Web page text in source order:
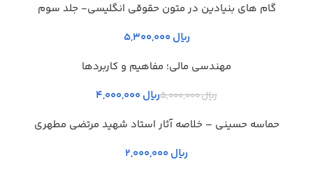
گام های بنیادین در متون حقوقي انگليسي- جلد سوم
ریال
مهندسی مالی؛ مفاهیم و کاربردها
ریال5,000,000 ریال
حماسه حسيني – خلاصه آثار استاد شهيد مرتضي مطهري
ریال